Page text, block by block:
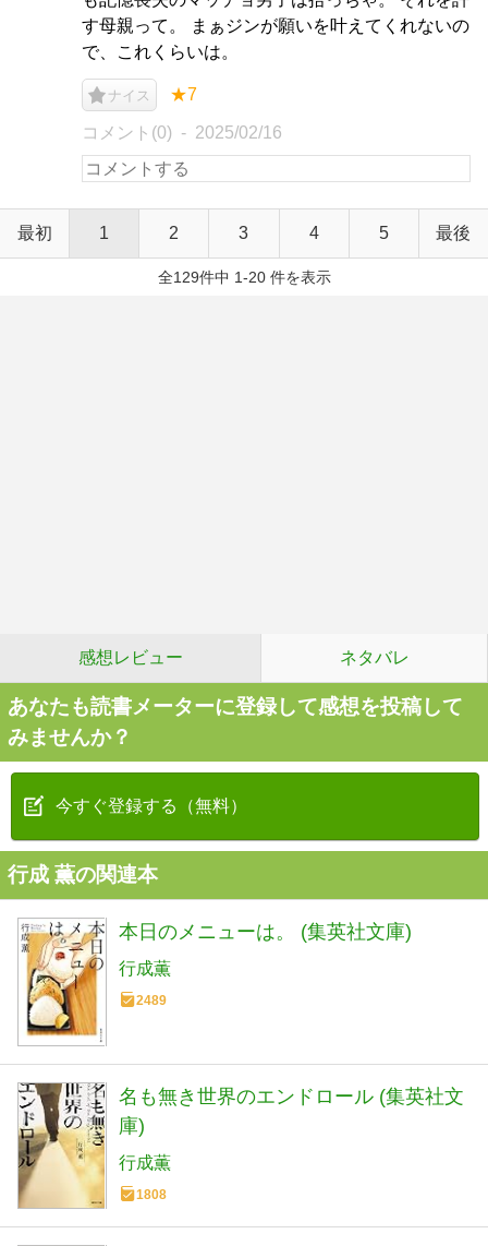
す母親って。 まぁジンが願いを叶えてくれないの
で、これくらいは。
ナイス ★7
コメント(0) 2025/02/16
最初 1 2 3 4 5 最後
全129件中 1-20 件を表示
感想レビュー ネタバレ
あなたも読書メーターに登録して感想を投稿して
みませんか？
今すぐ登録する（無料）
行成 薫の関連本
本日のメニューは。 (集英社文庫)
行成薫
2489
名も無き世界のエンドロール (集英社文
庫)
行成薫
1808